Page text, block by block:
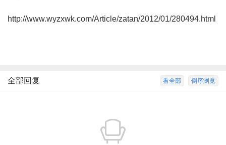
http://www.wyzxwk.com/Article/zatan/2012/01/280494.html
倒序浏览
看全部
全部回复